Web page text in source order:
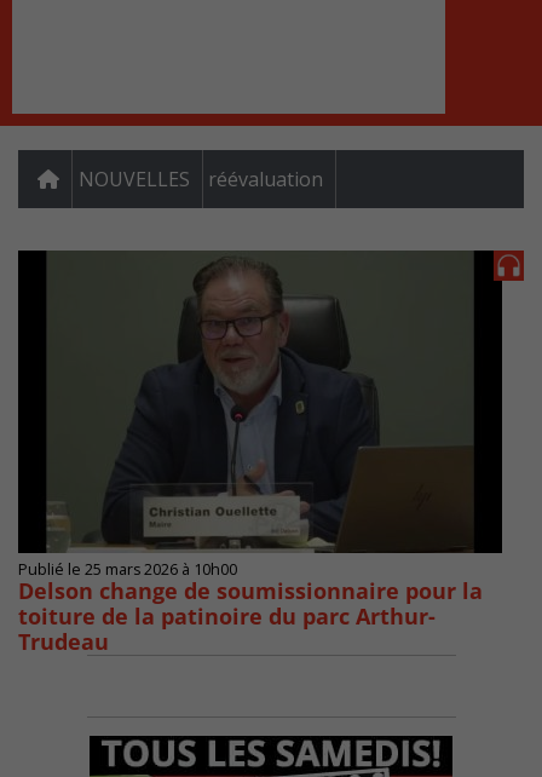
NOUVELLES réévaluation
Publié le 25 mars 2026 à 10h00
Delson change de soumissionnaire pour la
toiture de la patinoire du parc Arthur-
Trudeau